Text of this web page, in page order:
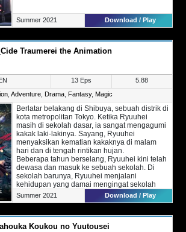
Summer 2021 Download / Play
Traumerei the Animation
13 Eps
5.88
Adventure Drama Fantasy, Magic
Berlatar belakang di Shibuya, sebuah distrik di
kota metropolitan Tokyo. Ketika Ryuuhei
masih di sekolah dasar, ia sangat mengagumi
kakak laki-lakinya. Sayang, Ryuuhei
menyaksikan kematian kakaknya di malam
hari dan di tengah rintikan hujan.
Beberapa tahun berselang, Ryuuhei kini telah
dewasa dan masuk ke sebuah sekolah. Di
sekolah barunya, Ryuuhei menjalani
kehidupan yang damai mengingat sekolah
tempatnya belajar ini jauh dari kata mimpi
buruk.
digigit oleh makhluk misterius bernama Tris.
Setelah kejadian tersebut, Ryuuhei mulai
Summer 2021 Download / Play
Koukou no Yuutousei